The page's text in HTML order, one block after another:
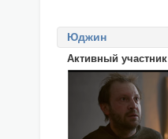
Юджин
Активный участник